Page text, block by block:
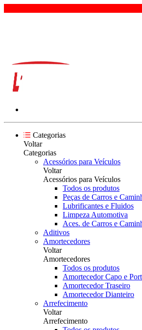
•
Categorias
Voltar
Categorias
Acessórios para Veículos
Voltar
Acessórios para Veículos
Todos os produtos
Peças de Carros e
Lubrificantes e Fluidos
Limpeza Automotiva
Aces. de Carros e
Aditivos
Amortecedores
Voltar
Amortecedores
Todos os produtos
Amortecedor Capo e
Amortecedor Traseiro
Amortecedor Dianteiro
Arrefecimento
Voltar
Arrefecimento